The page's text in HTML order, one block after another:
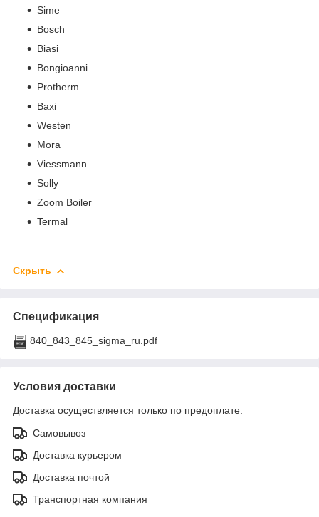
Sime
Bosсh
Biasi
Bongioanni
Protherm
Baxi
Westen
Mora
Viessmann
Solly
Zoom Boiler
Termal
Скрыть
Спецификация
840_843_845_sigma_ru.pdf
Условия доставки
Доставка осуществляется только по предоплате.
Самовывоз
Доставка курьером
Доставка почтой
Транспортная компания